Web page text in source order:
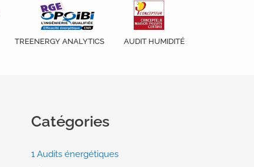
TREENERGY ANALYTICS AUDIT HUMIDITÉ
Catégories
1 Audits énergétiques